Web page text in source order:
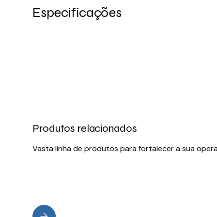
Especificações
Produtos relacionados
Vasta linha de produtos para fortalecer a sua